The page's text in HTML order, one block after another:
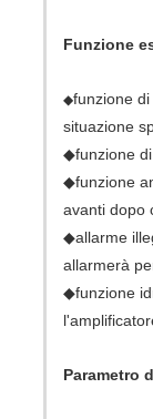
Funzione
◆funzione
situazione
◆funzione
◆funzione
avanti dopo
◆allarme
allarmerà
◆funzione
Parametro